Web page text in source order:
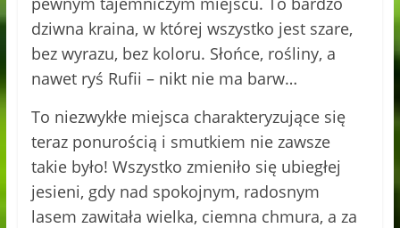
dziwna kraina, w której wszystko jest szare,
bez wyrazu, bez koloru. Słońce, rośliny, a
nawet ryś Rufii – nikt nie ma barw…
To niezwykłe miejsca charakteryzujące się
teraz ponurością i smutkiem nie zawsze
takie było! Wszystko zmieniło się ubiegłej
jesieni, gdy nad spokojnym, radosnym
lasem zawitała wielka, ciemna chmura, a za